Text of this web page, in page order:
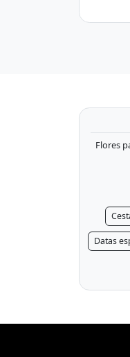
Flores
Datas